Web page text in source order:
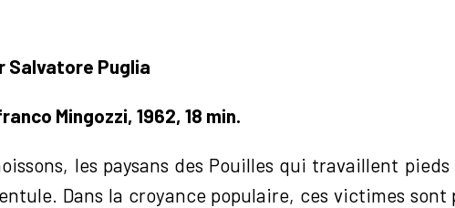
Salvatore Puglia
Mingozzi, 1962, 18 min.
les paysans des Pouilles qui travaillent
Dans la croyance populaire, ces victimes sont